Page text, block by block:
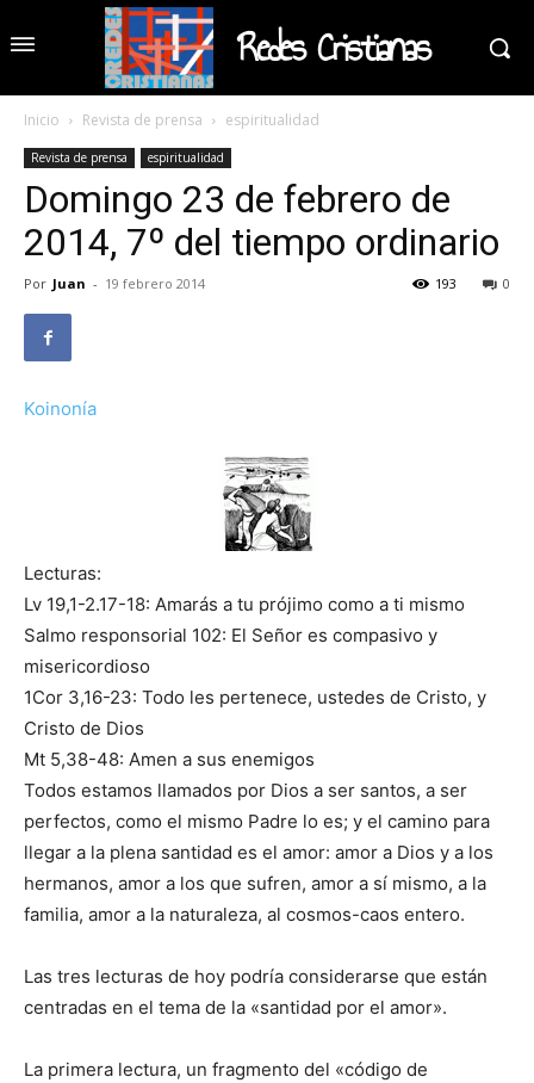
Redes Cristianas
Inicio Revista de prensa espiritualidad
Revista de prensa espiritualidad
Domingo 23 de febrero de
2014, 7º del tiempo ordinario
Por Juan - 19 febrero 2014 0
193
Koinonía
Lecturas:
Lv 19,1-2.17-18: Amarás a tu prójimo como a ti mismo
Salmo responsorial 102: El Señor es compasivo y
misericordioso
1Cor 3,16-23: Todo les pertenece, ustedes de Cristo, y
Cristo de Dios
Mt 5,38-48: Amen a sus enemigos
Todos estamos llamados por Dios a ser santos, a ser
perfectos, como el mismo Padre lo es; y el camino para
llegar a la plena santidad es el amor: amor a Dios y a los
hermanos, amor a los que sufren, amor a sí mismo, a la
familia, amor a la naturaleza, al cosmos-caos entero.
Las tres lecturas de hoy podría considerarse que están
centradas en el tema de la «santidad por el amor».
La primera lectura, un fragmento del «código de